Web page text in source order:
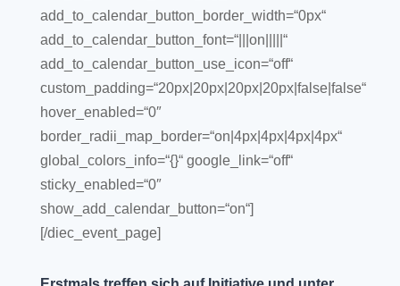
add_to_calendar_button_border_width=“0px“
add_to_calendar_button_font=“|||on|||||“
add_to_calendar_button_use_icon=“off“
custom_padding=“20px|20px|20px|20px|false|false“
hover_enabled=“0″
border_radii_map_border=“on|4px|4px|4px|4px“
global_colors_info=“{}“ google_link=“off“
sticky_enabled=“0″
show_add_calendar_button=“on“]
[/diec_event_page]